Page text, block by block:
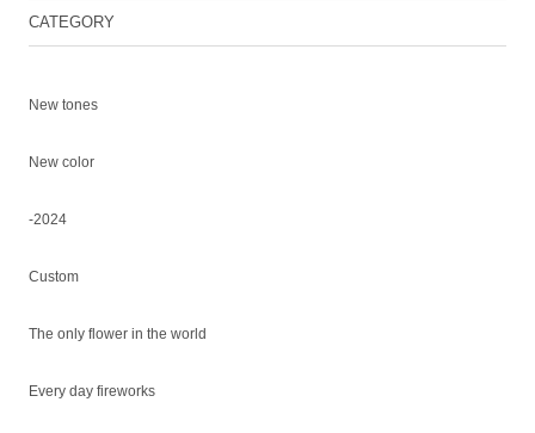
CATEGORY
New tones
New color
-2024
Custom
The only flower in the world
Every day fireworks